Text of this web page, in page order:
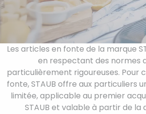
Les articles en fonte de la marque
en respectant des normes
particulièrement rigoureuses. Pour
fonte, STAUB offre aux particuliers
limitée, applicable au premier
STAUB et valable à partir de la